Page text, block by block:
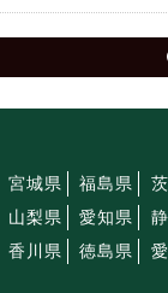
宮城県 福島県
山梨県 愛知県
香川県 徳島県